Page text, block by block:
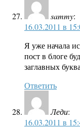
sammy:
16.03.2011 в
Я уже начала
пост в блоге
заглавных
Ответить
Леди:
16.03.2011 в